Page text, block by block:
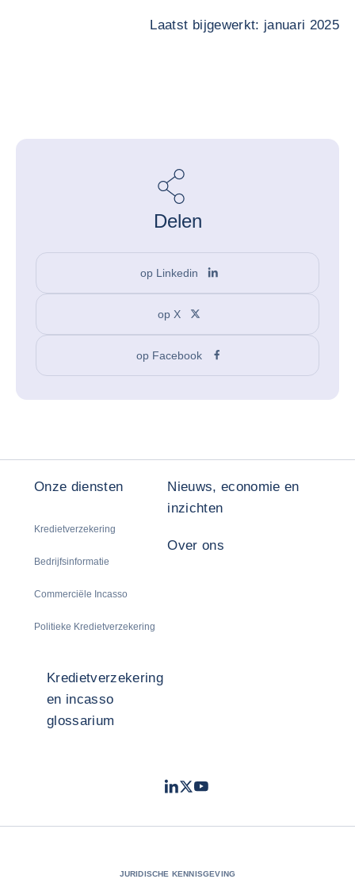
Laatst bijgewerkt: januari 2025
Delen
op Linkedin
op X
op Facebook
Onze diensten
Kredietverzekering
Bedrijfsinformatie
Commerciële Incasso
Politieke Kredietverzekering
Nieuws, economie en
inzichten
Over ons
Kredietverzekering
en incasso
glossarium
LinkedIn
TwitterYoutube
JURIDISCHE KENNISGEVING